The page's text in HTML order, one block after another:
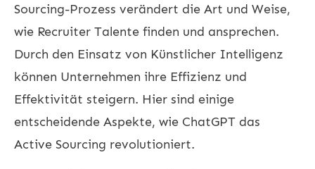
Sourcing-Prozess verändert die Art und Weise,
wie Recruiter Talente finden und ansprechen.
Durch den Einsatz von Künstlicher Intelligenz
können Unternehmen ihre Effizienz und
Effektivität steigern. Hier sind einige
entscheidende Aspekte, wie ChatGPT das
Active Sourcing revolutioniert.